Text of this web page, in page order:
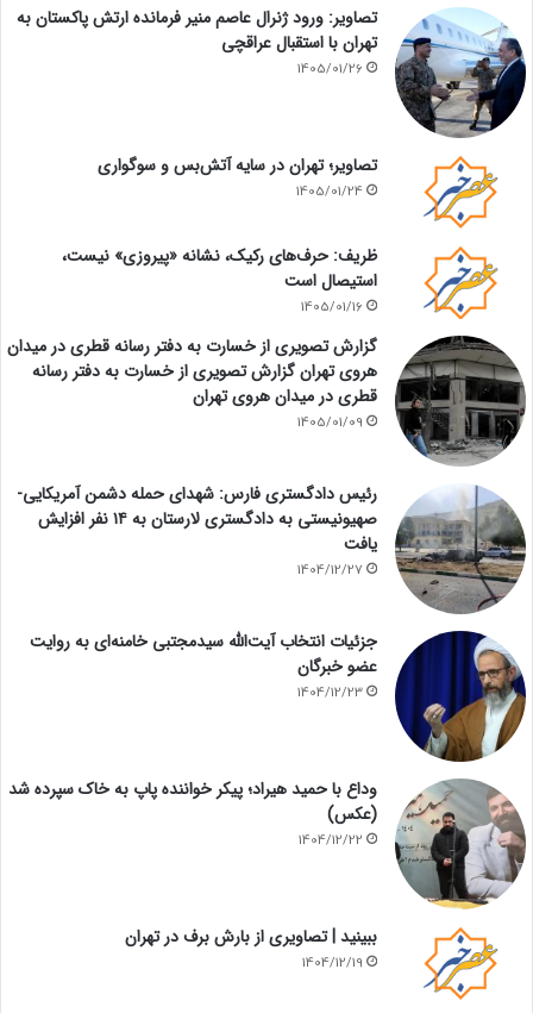
تصاویر: ورود ژنرال عاصم منیر فرمانده ارتش پاکستان به
تهران با استقبال عراقچی
1405/01/26
تصاویر؛ تهران در سایه آتش‌بس و سوگواری
1405/01/24
ظریف: حرف‌های رکیک، نشانه «پیروزی» نیست،
استیصال است
1405/01/16
گزارش تصویری از خسارت به دفتر رسانه قطری در میدان
هروی تهران گزارش تصویری از خسارت به دفتر رسانه
قطری در میدان هروی تهران
1405/01/09
رئیس دادگستری فارس: شهدای حمله دشمن آمریکایی-
صهیونیستی به دادگستری لارستان به ۱۴ نفر افزایش
یافت
1404/12/27
جزئیات انتخاب آیت‌الله سیدمجتبی خامنه‌ای به روایت
عضو خبرگان
1404/12/23
وداع با حمید هیراد؛ پیکر خواننده پاپ به خاک سپرده شد
(عکس)
1404/12/22
ببینید | تصاویری از بارش برف در تهران
1404/12/19